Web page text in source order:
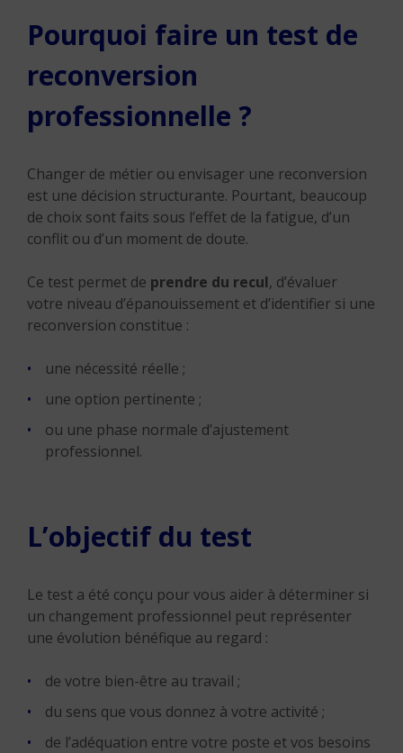
Pourquoi faire un test de
reconversion
professionnelle ?
Changer de métier ou envisager une reconversion
est une décision structurante. Pourtant, beaucoup
de choix sont faits sous l’effet de la fatigue, d’un
conflit ou d’un moment de doute.
Ce test permet de prendre du recul, d’évaluer
votre niveau d’épanouissement et d’identifier si une
reconversion constitue :
une nécessité réelle ;
une option pertinente ;
ou une phase normale d’ajustement
professionnel.
L’objectif du test
Le test a été conçu pour vous aider à déterminer si
un changement professionnel peut représenter
une évolution bénéfique au regard :
de votre bien-être au travail ;
du sens que vous donnez à votre activité ;
de l’adéquation entre votre poste et vos besoins